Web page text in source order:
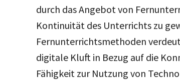
durch das Angebot von
Kontinuität des Unterrichts zu
Fernunterrichtsmethoden
digitale Kluft in Bezug auf die
Fähigkeit zur Nutzung von